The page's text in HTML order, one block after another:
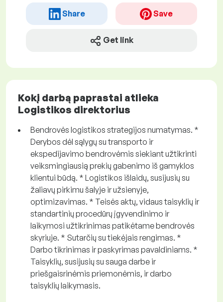
Share Save
Get link
Kokį darbą paprastai atlieka
Logistikos direktorius
Bendrovės logistikos strategijos numatymas. *
Derybos dėl sąlygų su transporto ir
ekspedijavimo bendrovėmis siekiant užtikrinti
veiksmingiausią prekių gabenimo iš gamyklos
klientui būdą. * Logistikos išlaidų, susijusių su
žaliavų pirkimu šalyje ir užsienyje,
optimizavimas. * Teisės aktų, vidaus taisyklių ir
standartinių procedūrų įgyvendinimo ir
laikymosi užtikrinimas patikėtame bendrovės
skyriuje. * Sutarčių su tiekėjais rengimas. *
Darbo tikrinimas ir paskyrimas pavaldiniams. *
Taisyklių, susijusių su sauga darbe ir
priešgaisrinėmis priemonėmis, ir darbo
taisyklių laikymasis.